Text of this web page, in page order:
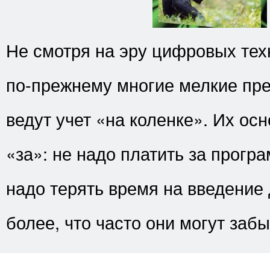
Не смотря на эру цифровых
по-прежнему многие мелкие
ведут учет «на коленке». Их
«за»: не надо платить за
надо терять время на
более, что часто они могут